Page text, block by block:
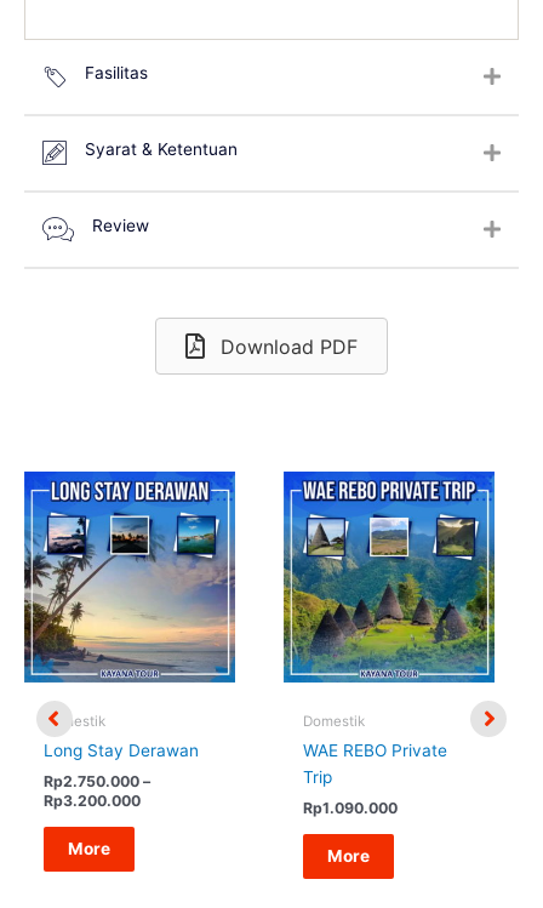
Fasilitas
Syarat & Ketentuan
Review
Download PDF
Domestik
Long Stay Derawan
Rp2.750.000 –
Rp3.200.000Rentang
More
Domestik
WAE REBO Private
Trip
Rp1.090.000
More